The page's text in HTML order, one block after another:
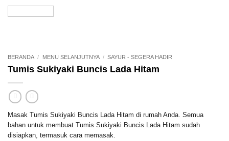
BERANDA / MENU SELANJUTNYA / SAYUR - SEGERA HADIR
Tumis Sukiyaki Buncis Lada Hitam
Masak Tumis Sukiyaki Buncis Lada Hitam di rumah Anda. Semua
bahan untuk membuat Tumis Sukiyaki Buncis Lada Hitam sudah
disiapkan, termasuk cara memasak.